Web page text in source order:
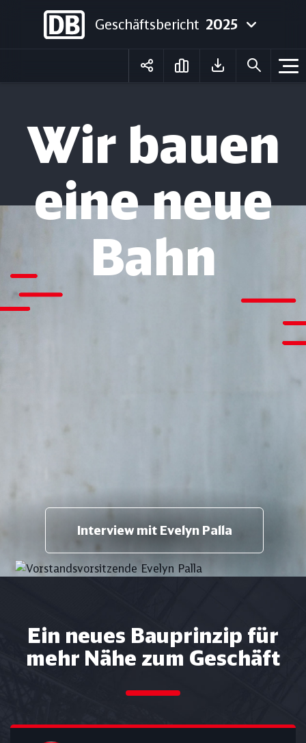
Geschäftsbericht 2025
Wir bauen
eine neue
Bahn
Interview mit Evelyn Palla
Ein neues Bauprinzip für
mehr Nähe zum Geschäft